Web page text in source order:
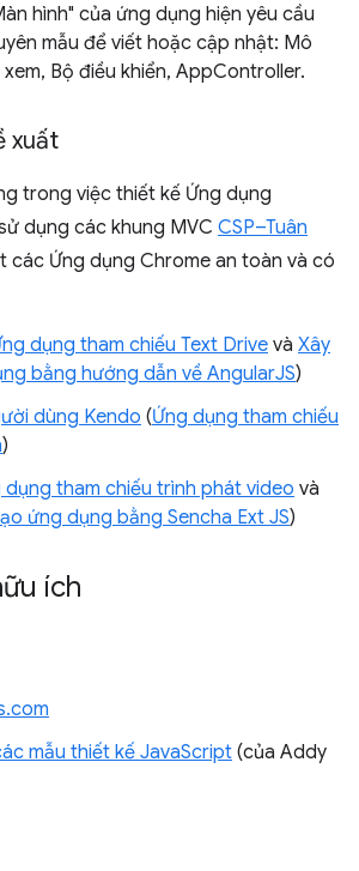
hình" của ứng dụng hiện yêu cầu
mẫu để viết hoặc cập nhật: Mô
Bộ điều khiển, AppController.
xuất
trong việc thiết kế Ứng dụng
dụng các khung MVC CSP–Tuân
các Ứng dụng Chrome an toàn và có
dụng tham chiếu Text Drivevà Xây
bằng hướng dẫn về AngularJS)
dùng Kendo (Ứng dụng tham chiếu
)
dụng tham chiếu trình phát video và
ứng dụng bằng Sencha Ext JS)
ích
mẫu thiết kế JavaScript (của Addy